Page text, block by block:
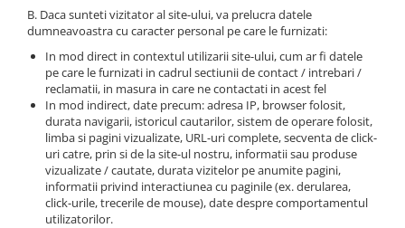
Sistem 6-9 Luni
Suport pentru Infasat
Scutece
SETURI
Plapuma si Perna
Set Pilota si Perna
Set Paturica si Perna
Set Cuverturi si Pernute
Personalizate
Ghiozdane Baieti
B. Daca sunteti vizitator al site-ului, va prelucra datele
dumneavoastra cu caracter personal pe care le furnizati:
In mod direct in contextul utilizarii site-ului, cum ar fi datele
pe care le furnizati in cadrul sectiunii de contact / intrebari /
reclamatii, in masura in care ne contactati in acest fel
In mod indirect, date precum: adresa IP, browser folosit,
durata navigarii, istoricul cautarilor, sistem de operare folosit,
limba si pagini vizualizate, URL-uri complete, secventa de click-
uri catre, prin si de la site-ul nostru, informatii sau produse
vizualizate / cautate, durata vizitelor pe anumite pagini,
informatii privind interactiunea cu paginile (ex. derularea,
click-urile, trecerile de mouse), date despre comportamentul
utilizatorilor.